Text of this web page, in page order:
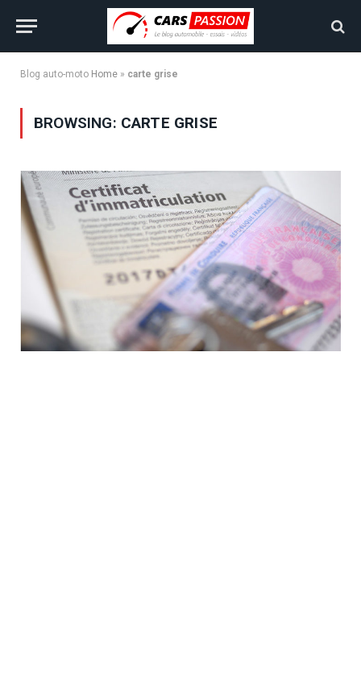
Blog auto-moto Home » carte grise
BROWSING: CARTE GRISE